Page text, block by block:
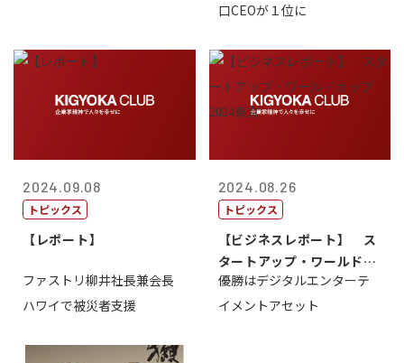
口CEOが１位に
2024.09.08
トピックス
【レポート】
ファストリ柳井社長兼会長
ハワイで被災者支援
2024.08.26
トピックス
【ビジネスレポート】 ス
タートアップ・ワールドカ
ップ2024...
優勝はデジタルエンターテ
イメントアセット